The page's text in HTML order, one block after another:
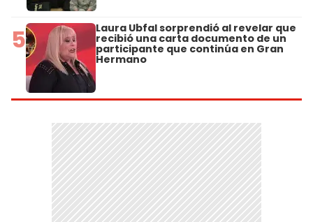
5 Laura Ubfal sorprendió al revelar que
recibió una carta documento de un
participante que continúa en Gran
Hermano